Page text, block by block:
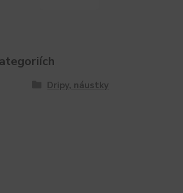
Dripy, náustky